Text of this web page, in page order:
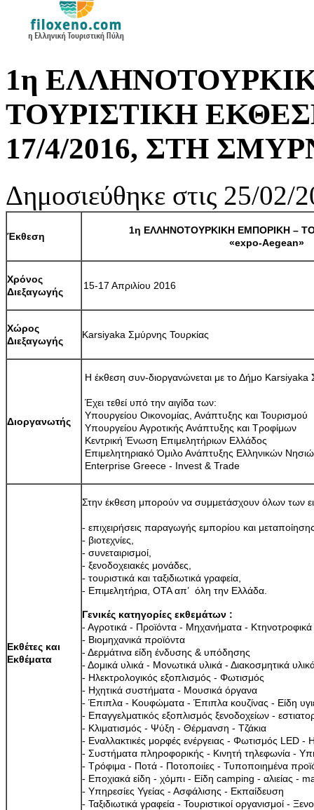
1η
ΤΟΥΡΙΣΤΙΚΗ ΕΚΘΕΣΗ
17/4/2016, ΣΤΗ
Δημοσιεύθηκε στις 25/02/
Έκθεση
1η ΕΛΛΗΝΟΤΟΥΡΚΙΚΗ ΕΜΠΟΡΙΚΗ –
«expo-Aegean»
Χρόνος
Διεξαγωγής
15-17 Απριλίου 2016
Χώρος
Διεξαγωγής
Karsiyaka Σμύρνης Τουρκίας
Διοργανωτής
Η έκθεση συν-διοργανώνεται με το Δήμο Karsiyaka
Έχει τεθεί υπό την αιγίδα των:
Υπουργείου Οικονομίας, Ανάπτυξης και Τουρισμού
Υπουργείου Αγροτικής Ανάπτυξης και Τροφίμων
Κεντρική Ένωση Επιμελητήριων Ελλάδος
Επιμελητηριακό Όμιλο Ανάπτυξης Ελληνικών
Enterprise Greece - Invest & Trade
Εκθέτες και
Εκθέματα
Στην έκθεση μπορούν να συμμετάσχουν όλων των
- επιχειρήσεις παραγωγής εμπορίου και
- βιοτεχνίες,
- συνεταιρισμοί,
- ξενοδοχειακές μονάδες,
- τουριστικά και ταξιδιωτικά γραφεία,
- Επιμελητήρια, ΟΤΑ απ’ όλη την Ελλάδα.
Γενικές κατηγορίες εκθεμάτων :
- Αγροτικά - Προϊόντα - Μηχανήματα - Κτηνοτροφικά
- Βιομηχανικά προϊόντα
- Δερμάτινα είδη ένδυσης & υπόδησης
- Δομικά υλικά - Μονωτικά υλικά - Διακοσμητικά
- Ηλεκτρολογικός εξοπλισμός - Φωτισμός
- Ηχητικά συστήματα - Μουσικά όργανα
- Έπιπλα - Κουφώματα - Έπιπλα κουζίνας - Είδη
- Επαγγελματικός εξοπλισμός ξενοδοχείων -
- Κλιματισμός - Ψύξη - Θέρμανση - Τζάκια
- Εναλλακτικές μορφές ενέργειας - Φωτισμός LED -
- Συστήματα πληροφορικής - Κινητή τηλεφωνία -
- Τρόφιμα - Ποτά - Ποτοποιίες - Τυποποιημένα
- Εποχιακά είδη - χόμπι - Είδη camping - αλιείας -
- Υπηρεσίες Υγείας - Ασφάλισης - Εκπαίδευση
- Ταξιδιωτικά γραφεία - Τουριστικοί οργανισμοί -